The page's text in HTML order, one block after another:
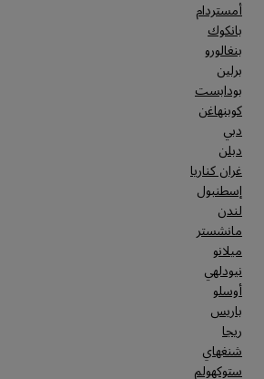
أمستردام
بانكوك
بنغالورو
برلين
بودابست
كوبنهاغن
دبي
دبلن
غران كناريا
إسطنبول
لندن
مانشستر
ميلانو
نيودلهي
أوسلو
باريس
ريجا
شنغهاي
ستوكهولم